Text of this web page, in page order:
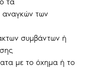
αναγκών των
συμβάντων ή
με το όχημα ή το